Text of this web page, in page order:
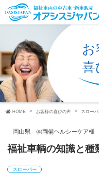
お
喜
HOME お客様の喜びの声 スロー
岡山県 ㈱両備ヘルシーケア様
福祉車輌の知識と
スローパー